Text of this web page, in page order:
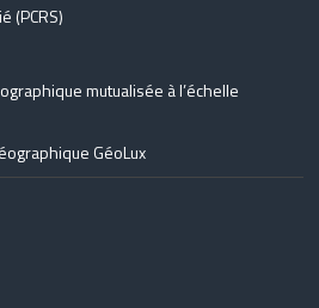
(PCRS)
mutualisée à l’échelle
GéoLux